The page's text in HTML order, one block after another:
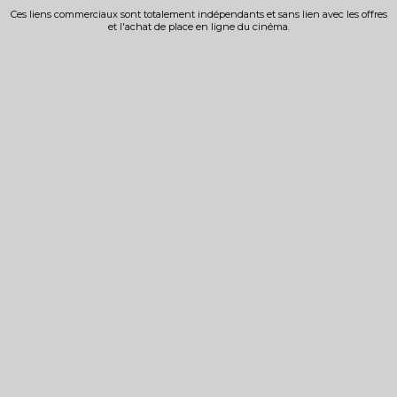
Ces liens commerciaux sont totalement indépendants et sans lien avec les offres
et l'achat de place en ligne du cinéma.